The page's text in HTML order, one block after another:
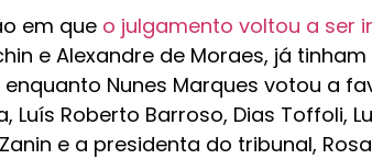
em que o julgamento voltou a ser
e Alexandre de Moraes, já
Nunes Marques votou a
Luís Roberto Barroso, Dias Toffoli,
e a presidenta do tribunal,